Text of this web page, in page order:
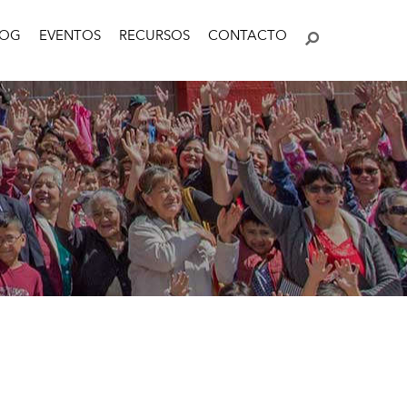
EVENTOS RECURSOS CONTACTO